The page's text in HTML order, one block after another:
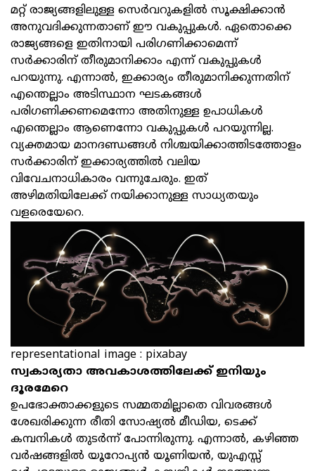
മറ്റ് രാജ്യങ്ങളിലുള്ള സെര്‍വറുകളില്‍ സൂക്ഷിക്കാന്‍
അനുവദിക്കുന്നതാണ് ഈ വകുപ്പുകള്‍. ഏതൊക്കെ
രാജ്യങ്ങളെ ഇതിനായി പരിഗണിക്കാമെന്ന്
സര്‍ക്കാരിന് തീരുമാനിക്കാം എന്ന് വകുപ്പുകള്‍
പറയുന്നു. എന്നാല്‍, ഇക്കാര്യം തീരുമാനിക്കുന്നതിന്
എന്തെല്ലാം അടിസ്ഥാന ഘടകങ്ങള്‍
പരിഗണിക്കണമെന്നോ അതിനുള്ള ഉപാധികള്‍
എന്തെല്ലാം ആണെന്നോ വകുപ്പുകള്‍ പറയുന്നില്ല.
വ്യക്തമായ മാനദണ്ഡങ്ങള്‍ നിശ്ചയിക്കാത്തിടത്തോളം
സര്‍ക്കാരിന് ഇക്കാര്യത്തില്‍ വലിയ
വിവേചനാധികാരം വന്നുചേരും. ഇത്
അഴിമതിയിലേക്ക് നയിക്കാനുള്ള സാധ്യതയും
വളരെയേറെ.
representational image : pixabay
സ്വകാര്യതാ അവകാശത്തിലേക്ക് ഇനിയും
ദൂരമേറെ
ഉപഭോക്താക്കളുടെ സമ്മതമില്ലാതെ വിവരങ്ങള്‍
ശേഖരിക്കുന്ന രീതി സോഷ്യല്‍ മീഡിയ, ടെക്ക്
കമ്പനികള്‍ തുടര്‍ന്ന് പോന്നിരുന്നു. എന്നാല്‍, കഴിഞ്ഞ
വര്‍ഷങ്ങളില്‍ യൂറോപ്യന്‍ യൂണിയന്‍, യുഎസ്സ്